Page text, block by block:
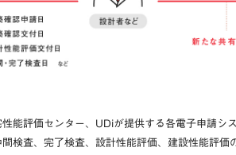
能評価センター、UDiが提供する各電子申請シ
検査、完了検査、設計性能評価、建設性能評